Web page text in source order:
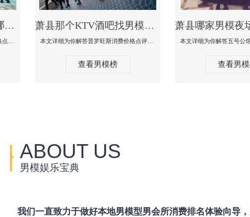
萧县KTV男模小费价格哪家便宜-宝马会KTV消费口碑点评
本文详细为你解答宝马会KTV消费价格点评，更多关于KTV男模小费价格哪家便宜免费咨询1333 867 6881微信同步！
萧县那个KTV酒吧找男模帅哥男妓多-普罗旺斯KTV真实口碑点评
本文详细为你解答普罗旺斯消费价格点评，更多关于那个KTV酒吧找男模帅哥最多免费咨询1333 867 6881微信同步！
查看男模榜 查看男
ABOUT US
男模娱乐宝典
我们一直致力于做好本地男模型男会所消费排名体验向导